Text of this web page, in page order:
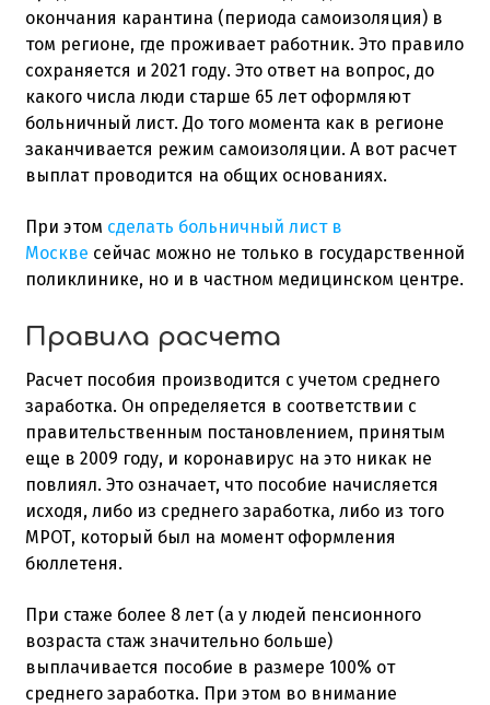
окончания карантина (периода самоизоляция) в
том регионе, где проживает работник. Это правило
сохраняется и 2021 году. Это ответ на вопрос, до
какого числа люди старше 65 лет оформляют
больничный лист. До того момента как в регионе
заканчивается режим самоизоляции. А вот расчет
выплат проводится на общих основаниях.
При этом сделать больничный лист в
Москве сейчас можно не только в государственной
поликлинике, но и в частном медицинском центре.
Правила расчета
Расчет пособия производится с учетом среднего
заработка. Он определяется в соответствии с
правительственным постановлением, принятым
еще в 2009 году, и коронавирус на это никак не
повлиял. Это означает, что пособие начисляется
исходя, либо из среднего заработка, либо из того
МРОТ, который был на момент оформления
бюллетеня.
При стаже более 8 лет (а у людей пенсионного
возраста стаж значительно больше)
выплачивается пособие в размере 100% от
среднего заработка. При этом во внимание